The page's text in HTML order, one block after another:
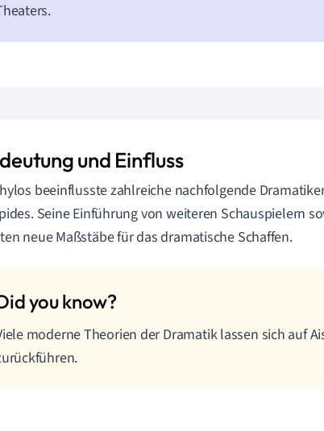
und Einfluss
beeinflusste zahlreiche nachfolgende
Seine Einführung von weiteren Schauspielern
neue Maßstäbe für das dramatische Schaffen.
moderne Theorien der Dramatik lassen sich auf